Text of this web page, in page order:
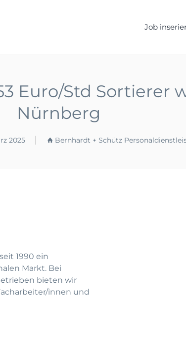
Job
Euro/Std Sortierer
Nürnberg
2025 Bernhardt + Schütz
1990 ein
Markt. Bei
bieten wir
innen und